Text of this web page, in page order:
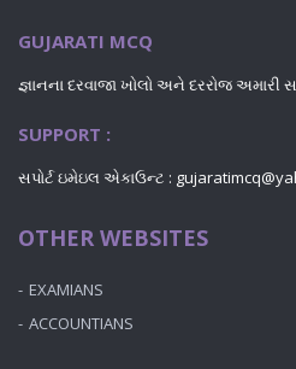
GUJARATI MCQ
જ્ઞાનના દરવાજા ખોલો અને દરરોજ અમારી
SUPPORT :
સપોર્ટ ઇમેઇલ એકાઉન્ટ :
OTHER WEBSITES
EXAMIANS
ACCOUNTIANS